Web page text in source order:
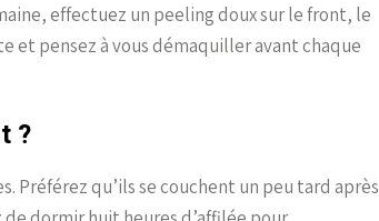
effectuez un peeling doux sur le front, le
et pensez à vous démaquiller avant chaque
?
Préférez qu’ils se couchent un peu tard après